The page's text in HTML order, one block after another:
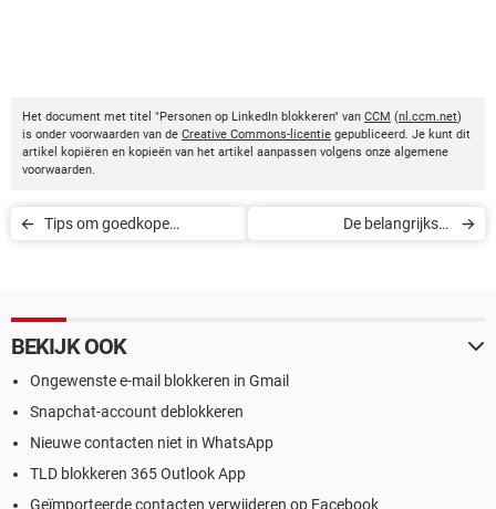
Het document met titel "Personen op LinkedIn blokkeren" van CCM (nl.ccm.net)
is onder voorwaarden van de Creative Commons-licentie gepubliceerd. Je kunt dit
artikel kopiëren en kopieën van het artikel aanpassen volgens onze algemene
voorwaarden.
Tips om goedkope
De belangrijkste
BEKIJK OOK
Ongewenste e-mail blokkeren in Gmail
Snapchat-account deblokkeren
Nieuwe contacten niet in WhatsApp
TLD blokkeren 365 Outlook App
Geïmporteerde contacten verwijderen op Facebook